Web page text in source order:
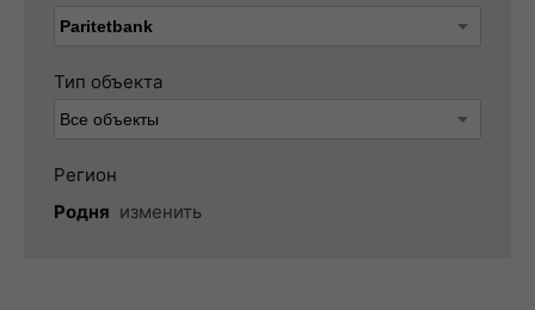
Тип объекта
Регион
Родня изменить